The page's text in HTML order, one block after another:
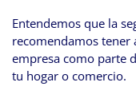
Entendemos que la
recomendamos tener
empresa como parte
tu hogar o comercio.